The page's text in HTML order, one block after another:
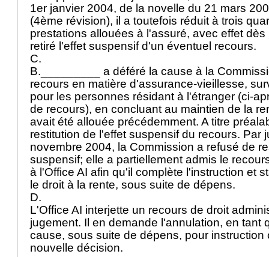
1er janvier 2004, de la novelle du 21 mars
(4ème révision), il a toutefois réduit à trois
prestations allouées à l'assuré, avec effet dès
retiré l'effet suspensif d'un éventuel recours.
C.
B._________ a déféré la cause à la
recours en matière d'assurance-vieillesse,
pour les personnes résidant à l'étranger (ci-
de recours), en concluant au maintien de la
avait été allouée précédemment. A titre
restitution de l'effet suspensif du recours. Par
novembre 2004, la Commission a refusé de
suspensif; elle a partiellement admis le
à l'Office AI afin qu'il complète l'instruction et
le droit à la rente, sous suite de dépens.
D.
L'Office AI interjette un recours de droit
jugement. Il en demande l'annulation, en tant
cause, sous suite de dépens, pour instruction
nouvelle décision.